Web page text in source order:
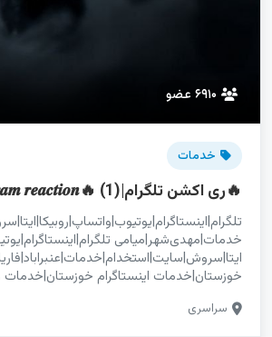
۶۹۱۰ عضو
خدمات
🔥ری اکشن تلگرام|𝑻𝒆𝒍𝒆𝒈𝒓𝒂𝒎 𝒓𝒆𝒂𝒄𝒕𝒊𝒐𝒏🔥 (1)
خدمات|مهدی‌شهر|میامی
خوزستان|خدمات اینستاگرام
آگهی حرفه‌ای کانال روبیکا
سراسری